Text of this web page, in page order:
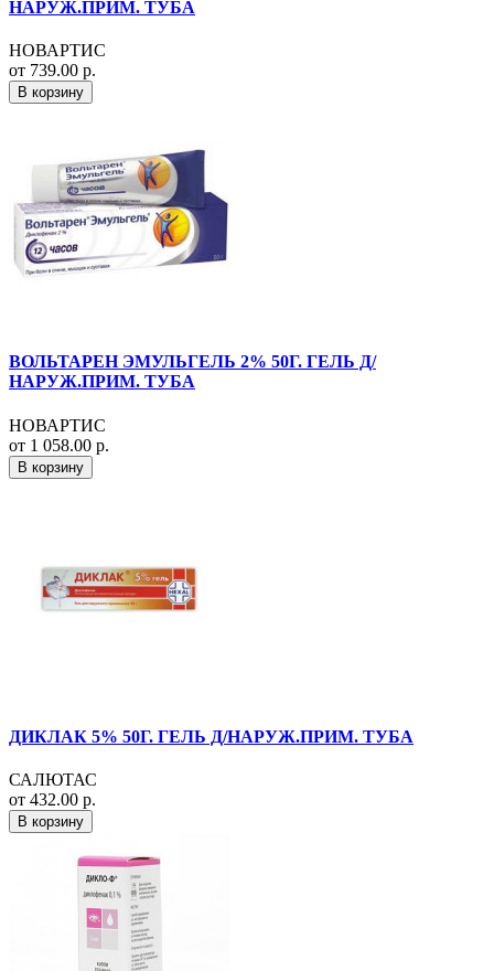
НАРУЖ.ПРИМ. ТУБА
НОВАРТИС
от 739.00 р.
В корзину
ВОЛЬТАРЕН ЭМУЛЬГЕЛЬ 2% 50Г. ГЕЛЬ Д/
НАРУЖ.ПРИМ. ТУБА
НОВАРТИС
от 1 058.00 р.
В корзину
ДИКЛАК 5% 50Г. ГЕЛЬ Д/НАРУЖ.ПРИМ. ТУБА
САЛЮТАС
от 432.00 р.
В корзину